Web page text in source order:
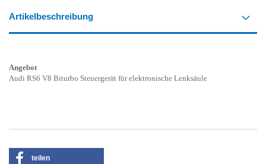
Artikelbeschreibung
Angebot
Audi RS6 V8 Biturbo Steuergerät für elektronische Lenksäule
teilen